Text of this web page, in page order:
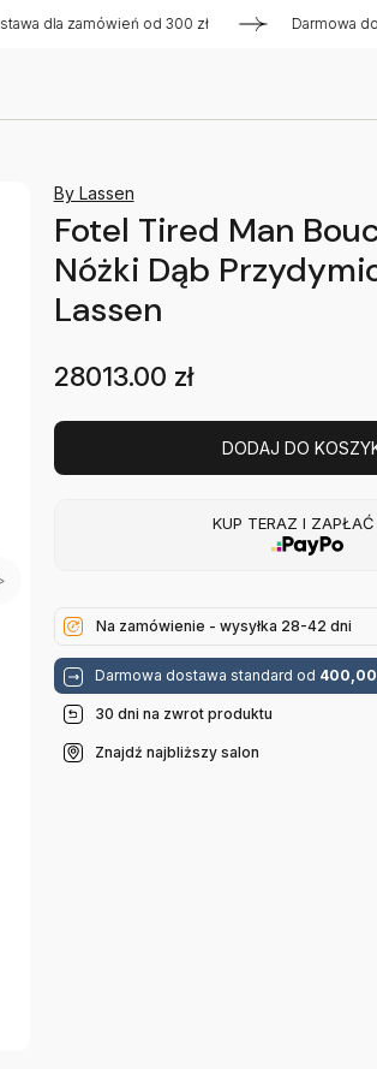
zamówień od 300 zł Darmowa
By Lassen
Fotel Tired Man
Nóżki Dąb
Lassen
28013.00 zł
DODAJ DO
KUP TERAZ I ZAPŁAĆ
Na zamówienie - wysyłka 28-42 dni
Darmowa dostawa standard od 400,00
30 dni na zwrot produktu
Znajdź najbliższy salon